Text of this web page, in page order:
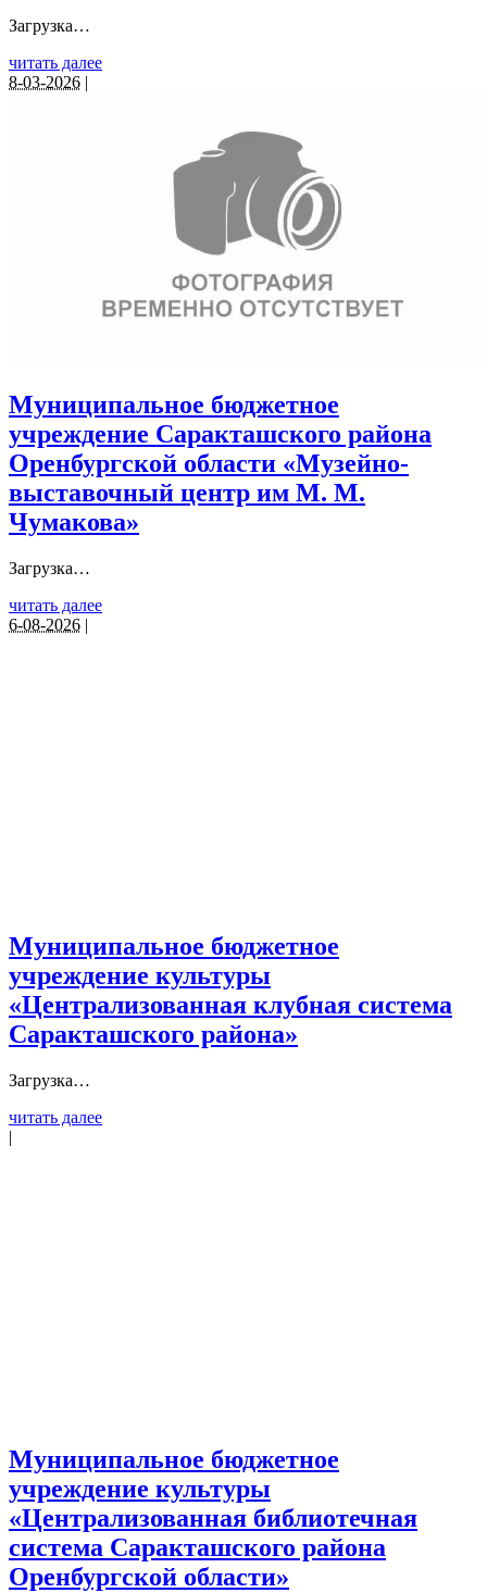
Загрузка…
читать далее
8-03-2026 |
Муниципальное бюджетное
учреждение Саракташского района
Оренбургской области «Музейно-
выставочный центр им М. М.
Чумакова»
Загрузка…
читать далее
6-08-2026 |
Муниципальное бюджетное
учреждение культуры
«Централизованная клубная система
Саракташского района»
Загрузка…
читать далее
|
Муниципальное бюджетное
учреждение культуры
«Централизованная библиотечная
система Саракташского района
Оренбургской области»